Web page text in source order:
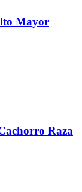
Mayor
Raza